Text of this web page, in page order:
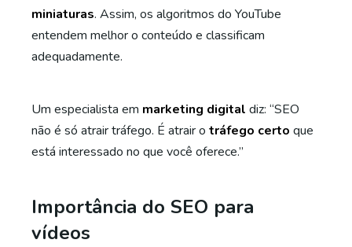
miniaturas. Assim, os algoritmos do YouTube
entendem melhor o conteúdo e classificam
adequadamente.
Um especialista em marketing digital diz: “SEO
não é só atrair tráfego. É atrair o tráfego certo que
está interessado no que você oferece.”
Importância do SEO para
vídeos